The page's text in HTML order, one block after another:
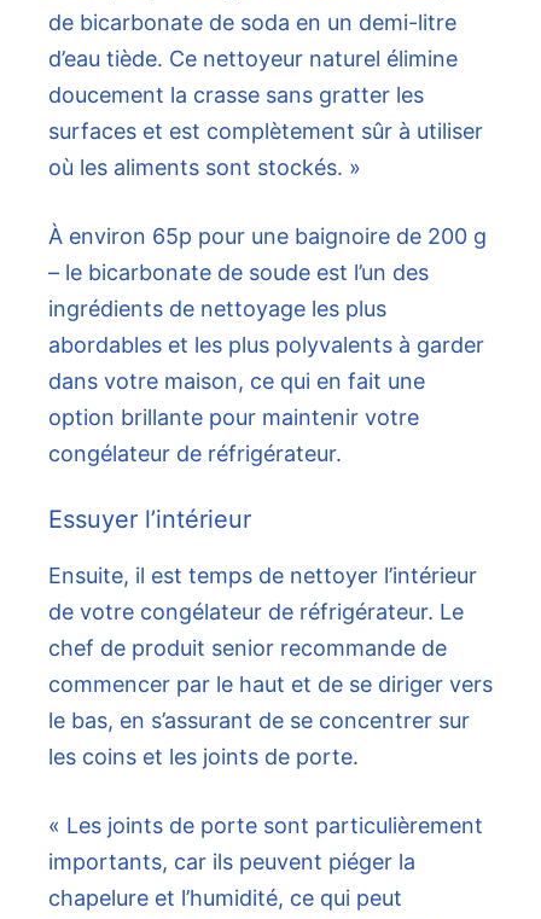
de bicarbonate de soda en un demi-litre
d’eau tiède. Ce nettoyeur naturel élimine
doucement la crasse sans gratter les
surfaces et est complètement sûr à utiliser
où les aliments sont stockés. »
À environ 65p pour une baignoire de 200 g
– le bicarbonate de soude est l’un des
ingrédients de nettoyage les plus
abordables et les plus polyvalents à garder
dans votre maison, ce qui en fait une
option brillante pour maintenir votre
congélateur de réfrigérateur.
Essuyer l’intérieur
Ensuite, il est temps de nettoyer l’intérieur
de votre congélateur de réfrigérateur. Le
chef de produit senior recommande de
commencer par le haut et de se diriger vers
le bas, en s’assurant de se concentrer sur
les coins et les joints de porte.
« Les joints de porte sont particulièrement
importants, car ils peuvent piéger la
chapelure et l’humidité, ce qui peut